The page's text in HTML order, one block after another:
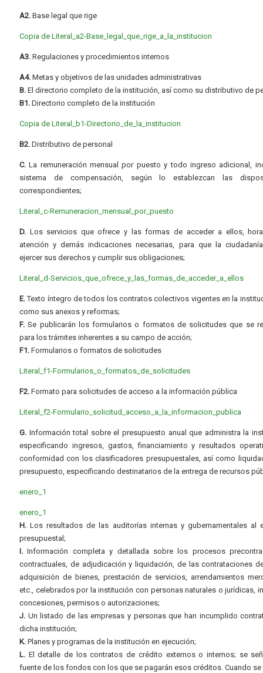
A2. Base legal que rige
Copia de Literal_a2-Base_legal_que_rige_a_la_institucion
A3. Regulaciones y procedimientos internos
A4. Metas y objetivos de las unidades administrativas
B. El directorio completo de la institución, así como su distributivo de
B1. Directorio completo de la institución
Copia de Literal_b1-Directorio_de_la_institucion
B2. Distributivo de personal
C. La remuneración mensual por puesto y todo ingreso adicional,
sistema de compensación, según lo establezcan las
correspondientes;
Literal_c-Remuneracion_mensual_por_puesto
D. Los servicios que ofrece y las formas de acceder a ellos,
atención y demás indicaciones necesarias, para que la
ejercer sus derechos y cumplir sus obligaciones;
Literal_d-Servicios_que_ofrece_y_las_formas_de_acceder_a_ellos
E.Texto íntegro de todos los contratos colectivos vigentes en la
como sus anexos y reformas;
F. Se publicarán los formularios o formatos de solicitudes que se
para los trámites inherentes a su campo de acción;
F1. Formularios o formatos de solicitudes
Literal_f1-Formularios_o_formatos_de_solicitudes
F2. Formato para solicitudes de acceso a la información pública
Literal_f2-Formulario_solicitud_acceso_a_la_informacion_publica
G. Información total sobre el presupuesto anual que administra la
especificando ingresos, gastos, financiamiento y resultados
conformidad con los clasificadores presupuestales, así como
presupuesto, especificando destinatarios de la entrega de recursos
enero_1
enero_1
H. Los resultados de las auditorías internas y gubernamentales al
presupuestal;
I. Información completa y detallada sobre los procesos
contractuales, de adjudicación y liquidación, de las contrataciones
adquisición de bienes, prestación de servicios, arrendamientos
etc., celebrados por la institución con personas naturales o jurídicas,
concesiones, permisos o autorizaciones;
J. Un listado de las empresas y personas que han incumplido
dicha institución;
K. Planes y programas de la institución en ejecución;
L. El detalle de los contratos de crédito externos o internos; se
fuente de los fondos con los que se pagarán esos créditos. Cuando se